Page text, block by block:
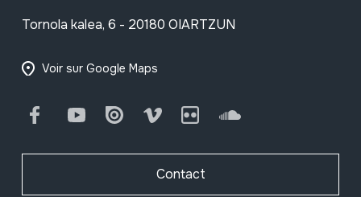
Tornola kalea, 6 - 20180 OIARTZUN
Voir sur Google Maps
FacebookYoutube Issuu Vimeo Flickr SoundCloud
Contact